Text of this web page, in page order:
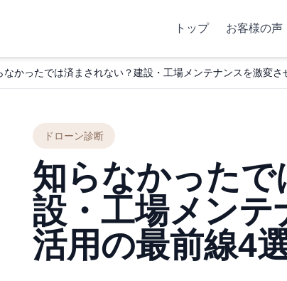
トップ お客様の声
なかったでは済まされない？建設・工場メンテナンスを激変さ
ドローン診断
知らなかった
設・工場メン
活用の最前線4